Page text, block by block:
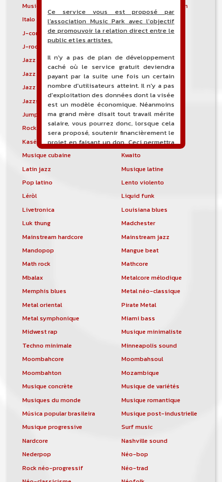
Musique irlandaise
Rock progressif italien
Italo Disco
Italo house
J-core
J-pop
J-rock
Jazz blues
Jazz modal
Jazz Nouvelle-Orléans
Jazz punk
Jazz vocal
Jazz-funk
Jazzstep
Jersey club
Jump blues
Jump-up
Rock canadien
Kansas City blues
Kasékò
Kizomba
Musique cubaine
Kwaito
Latin jazz
Musique latine
Pop latino
Lento violento
Léròl
Liquid funk
Livetronica
Louisiana blues
Luk thung
Madchester
Mainstream hardcore
Mainstream jazz
Mandopop
Mangue beat
Math rock
Mathcore
Mbalax
Metalcore mélodique
Memphis blues
Metal néo-classique
Metal oriental
Pirate Metal
Metal symphonique
Miami bass
Midwest rap
Musique minimaliste
Techno minimale
Minneapolis sound
Moombahcore
Moombahsoul
Moombahton
Mozambique
Musique concrète
Musique de variétés
Musiques du monde
Musique romantique
Música popular brasileira
Musique post-industrielle
Musique progressive
Surf music
Nardcore
Nashville sound
Nederpop
Néo-bop
Rock néo-progressif
Néo-trad
Ce service vous est proposé par
l'association Music Park avec l'objectif
de promouvoir la relation direct entre le
public et les artistes.
Il n'y a pas de plan de développement
caché où le service gratuit deviendra
payant par la suite une fois un certain
nombre d'utilisateurs atteint. Il n'y a pas
d'exploitation des données dont la visée
est un modèle économique. Néanmoins
ma grand mère disait tout travail mérite
salaire, vous pourrez donc, lorsque cela
sera proposé, soutenir financièrement le
projet en faisant un don. Ceci permettra
de financer l'hébergement, le nom de
de développement du site, et peut-être
une campagne de communication. Il va
comptabilité sera totalement publique
visible directement sur le site.
Un nouveau service de petites annonces
pour musicien vous est proposé sur le
site. Ce service permet, lorsque vous
êtes musiciens ou un groupe, un
orchestre, DJ, etc... de chercher un/des